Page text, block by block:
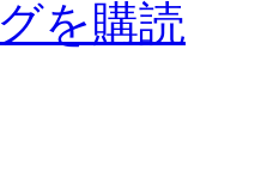
を購読